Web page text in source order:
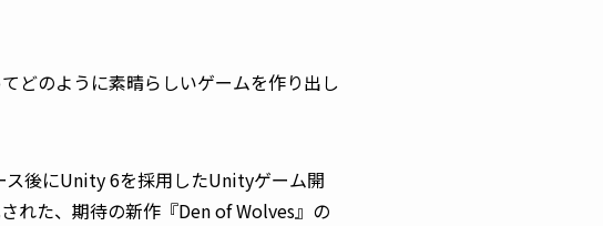
どのように素晴らしいゲームを作り出し
ス後にUnity 6を採用したUnityゲーム開
れた、期待の新作『Den of Wolves』の